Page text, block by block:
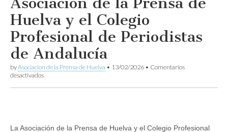
de
compañero
COPE
Huelva y el Colegio
Profesional de Periodistas
de Andalucía
byAsociacion de la Prensa de Huelva • 13/02/2026 • Comentarios
desactivadosen
la
La Asociación de la Prensa de Huelva y el Colegio Profesional